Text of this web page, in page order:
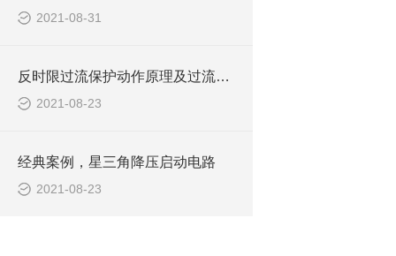
2021-08-31
反时限过流保护动作原理及过流和速断的整定原则和保护范围
2021-08-23
经典案例，星三角降压启动电路
2021-08-23